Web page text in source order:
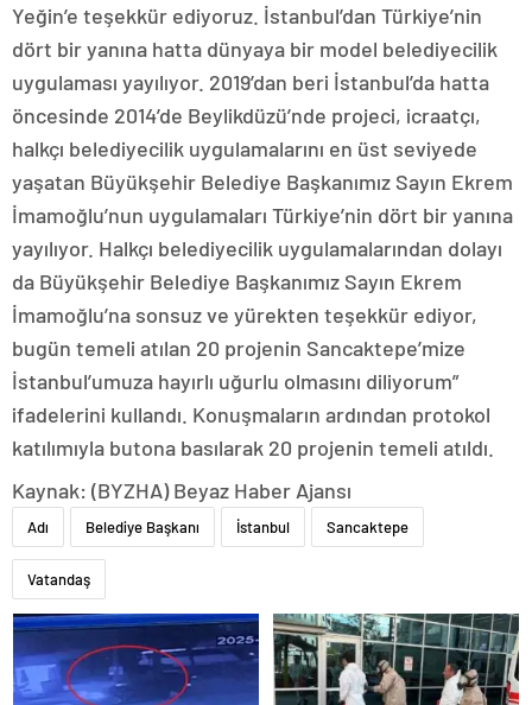
Yeğin’e teşekkür ediyoruz. İstanbul’dan Türkiye’nin
dört bir yanına hatta dünyaya bir model belediyecilik
uygulaması yayılıyor. 2019’dan beri İstanbul’da hatta
öncesinde 2014’de Beylikdüzü’nde projeci, icraatçı,
halkçı belediyecilik uygulamalarını en üst seviyede
yaşatan Büyükşehir Belediye Başkanımız Sayın Ekrem
İmamoğlu’nun uygulamaları Türkiye’nin dört bir yanına
yayılıyor. Halkçı belediyecilik uygulamalarından dolayı
da Büyükşehir Belediye Başkanımız Sayın Ekrem
İmamoğlu’na sonsuz ve yürekten teşekkür ediyor,
bugün temeli atılan 20 projenin Sancaktepe’mize
İstanbul’umuza hayırlı uğurlu olmasını diliyorum”
ifadelerini kullandı. Konuşmaların ardından protokol
katılımıyla butona basılarak 20 projenin temeli atıldı.
Kaynak: (BYZHA) Beyaz Haber Ajansı
Adı Belediye Başkanı İstanbul Sancaktepe
Vatandaş